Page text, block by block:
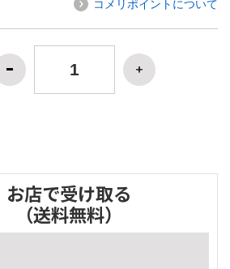
コメリポイントについて
お店で受け取る
（送料無料）